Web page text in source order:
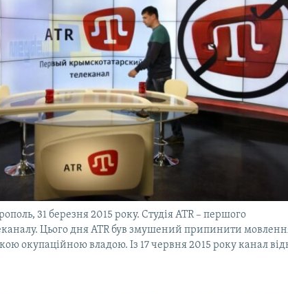
31 березня 2015 року. Студія ATR – першого
Цього дня ATR був змушений припинити
окупаційною владою. Із 17 червня 2015 року канал